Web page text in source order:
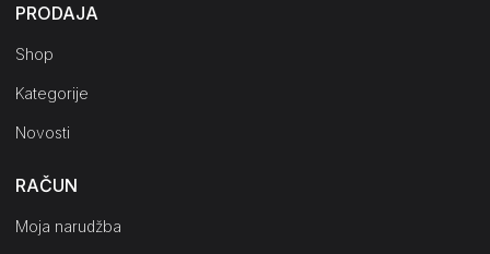
PRODAJA
Shop
Kategorije
Novosti
RAČUN
Moja narudžba